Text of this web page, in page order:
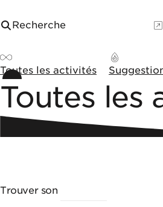
Menu
Recherche
Toutes les activités
Toutes les
Trouver son